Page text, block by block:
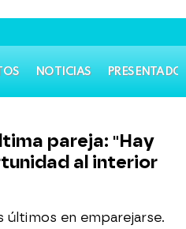
NOTICIAS
pareja: "Hay
al interior
últimos en emparejarse.